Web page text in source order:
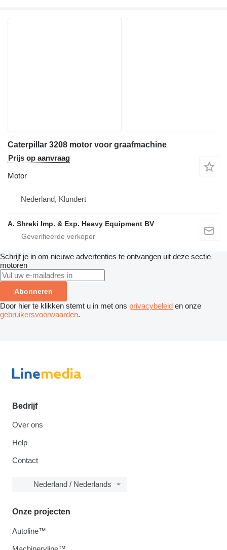
Caterpillar 3208 motor voor graafmachine
Prijs op aanvraag
Motor
Nederland, Klundert
A. Shreki Imp. & Exp. Heavy Equipment BV
Schrijf je in om nieuwe advertenties te ontvangen uit deze sectie
motoren
Abonneren
Door hier te klikken stemt u in met ons privacybeleid en onze
gebruikersvoorwaarden.
Bedrijf
Over ons
Help
Contact
Nederland / Nederlands
Onze projecten
Autoline™